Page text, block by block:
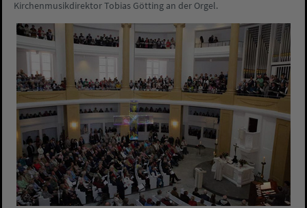
Kirchenmusikdirektor Tobias Götting an der Orgel.